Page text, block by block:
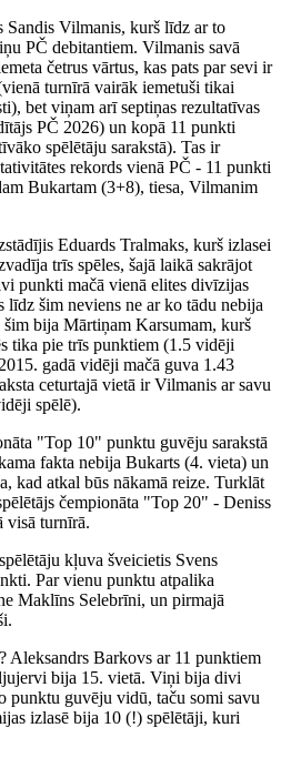
Sandis Vilmanis, kurš līdz ar to
PČ debitantiem. Vilmanis savā
četrus vārtus, kas pats par sevi ir
turnīrā vairāk iemetuši tikai
bet viņam arī septiņas rezultatīvas
PČ 2026) un kopā 11 punkti
spēlētāju sarakstā). Tas ir
rekords vienā PČ - 11 punkti
Bukartam (3+8), tiesa, Vilmanim
Eduards Tralmaks, kurš izlasei
trīs spēles, šajā laikā sakrājot
punkti mačā vienā elites divīzijas
līdz šim neviens ne ar ko tādu nebija
bija Mārtiņam Karsumam, kurš
tika pie trīs punktiem (1.5 vidēji
gadā vidēji mačā guva 1.43
ceturtajā vietā ir Vilmanis ar savu
spēlē).
"Top 10" punktu guvēju sarakstā
fakta nebija Bukarts (4. vieta) un
kad atkal būs nākamā reize. Turklāt
čempionāta "Top 20" - Deniss
visā turnīrā.
kļuva šveicietis Svens
Par vienu punktu atpalika
Maklīns Selebrīni, un pirmajā
Aleksandrs Barkovs ar 11 punktiem
bija 15. vietā. Viņi bija divi
guvēju vidū, taču somi savu
izlasē bija 10 (!) spēlētāji, kuri